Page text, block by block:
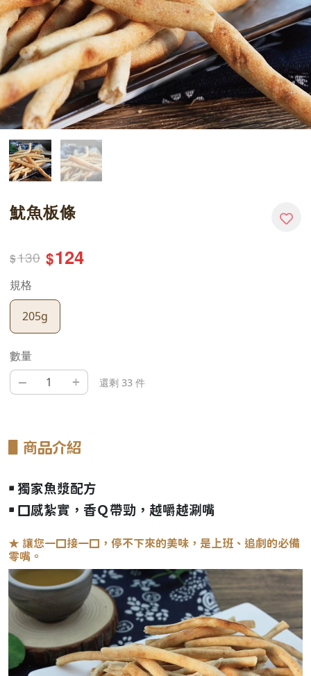
魷魚板條
$130 $124
規格
205g
數量
– + 還剩 33 件
商品介紹
￭ 獨家魚漿配方
￭ 口感紮實，香Ｑ帶勁，越嚼越涮嘴
★ 讓您一口接一口，停不下來的美味，是上班、追劇的必備
零嘴。